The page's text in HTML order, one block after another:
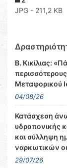
JPG - 211,2 KB
Β. Κικίλιας:
Μεταφορικού
04/08/26
Κατάσχεση
υδροπονικής
και σύλληψη
ναρκωτικών
29/07/26